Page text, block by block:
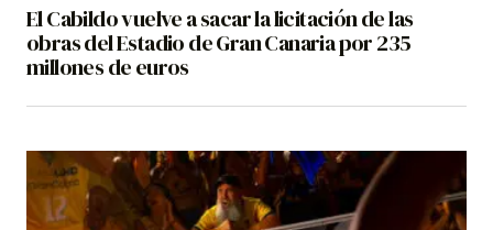
El Cabildo vuelve a sacar la licitación de las
obras del Estadio de Gran Canaria por 235
millones de euros